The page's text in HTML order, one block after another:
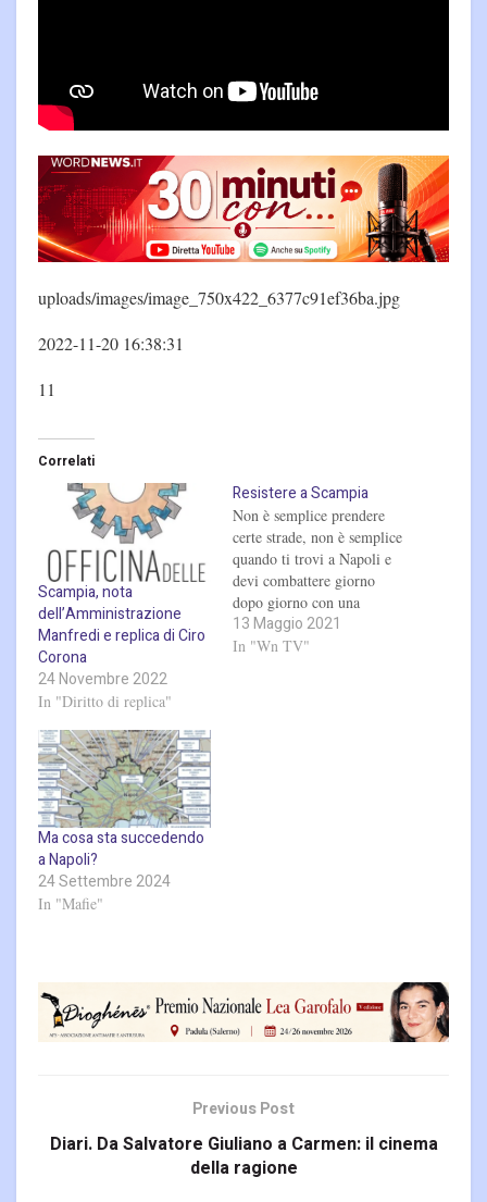
uploads/images/image_750x422_6377c91ef36ba.jpg
2022-11-20 16:38:31
11
Correlati
Scampia, nota
dell’Amministrazione
Manfredi e replica di Ciro
Corona
24 Novembre 2022
In "Diritto di replica"
Resistere a Scampia
Non è semplice prendere
certe strade, non è semplice
quando ti trovi a Napoli e
devi combattere giorno
dopo giorno con una
mentalità criminale e far
comprendere, soprattutto, ai
13 Maggio 2021
In "Wn TV"
Ma cosa sta succedendo
a Napoli?
24 Settembre 2024
In "Mafie"
Previous Post
Diari. Da Salvatore Giuliano a Carmen: il cinema
della ragione